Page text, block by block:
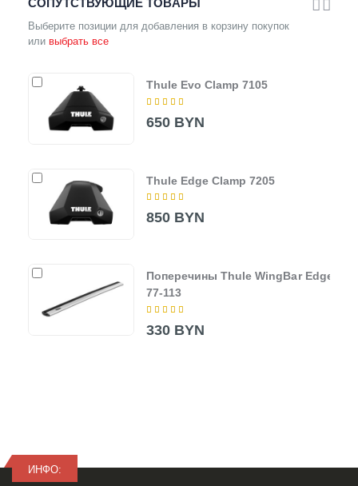
СОПУТСТВУЮЩИЕ ТОВАРЫ
Выберите позиции для добавления в корзину покупок
или выбрать все
Thule Evo Clamp 7105
650 BYN
Thule Edge Clamp 7205
850 BYN
Поперечины Thule WingBar Edge
77-113
330 BYN
ИНФО: